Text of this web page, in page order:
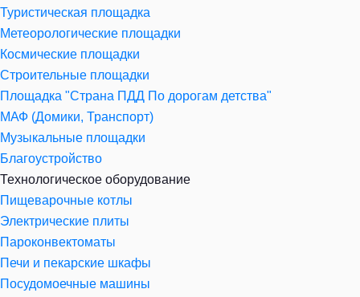
Туристическая площадка
Метеорологические площадки
Космические площадки
Строительные площадки
Площадка "Страна ПДД По дорогам детства"
МАФ (Домики, Транспорт)
Музыкальные площадки
Благоустройство
Технологическое оборудование
Пищеварочные котлы
Электрические плиты
Пароконвектоматы
Печи и пекарские шкафы
Посудомоечные машины